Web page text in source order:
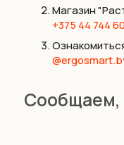
Магазин
+375 44 744
Сообщаем,